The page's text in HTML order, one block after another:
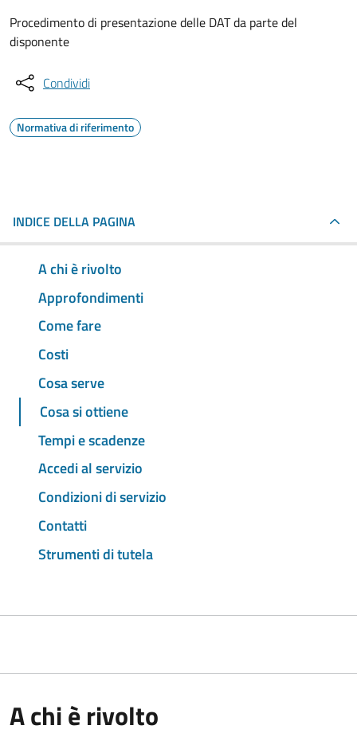
Procedimento di presentazione delle DAT da parte del
disponente
Condividi
Normativa di riferimento
INDICE DELLA PAGINA
A chi è rivolto
Approfondimenti
Come fare
Costi
Cosa serve
Cosa si ottiene
Tempi e scadenze
Accedi al servizio
Condizioni di servizio
Contatti
Strumenti di tutela
A chi è rivolto